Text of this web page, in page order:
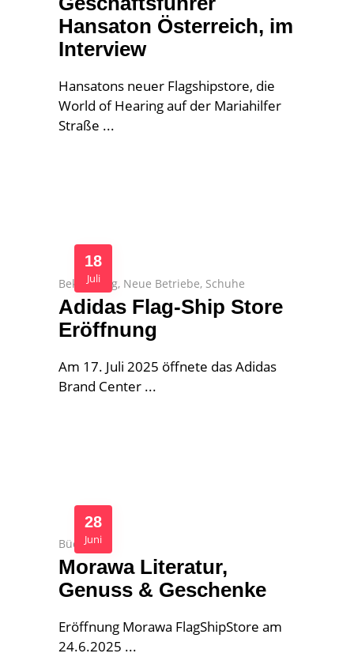
Hansaton Österreich, im
Interview
Hansatons neuer Flagshipstore, die
World of Hearing auf der Mariahilfer
Straße
18
Juli
Bekleidung, Neue Betriebe, Schuhe
Adidas Flag-Ship Store
Eröffnung
Am 17. Juli 2025 öffnete das Adidas
Brand Center
28
Juni
Bücher
Morawa Literatur,
Genuss & Geschenke
Eröffnung Morawa FlagShipStore am
24.6.2025